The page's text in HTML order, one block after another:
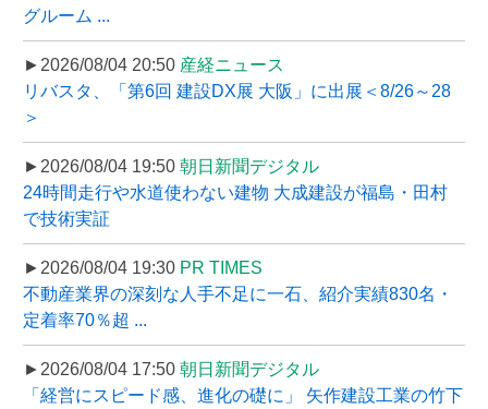
グルーム ...
►2026/08/04 20:50 産経ニュース
リバスタ、「第6回 建設DX展 大阪」に出展＜8/26～28
＞
►2026/08/04 19:50 朝日新聞デジタル
24時間走行や水道使わない建物 大成建設が福島・田村
で技術実証
►2026/08/04 19:30 PR TIMES
不動産業界の深刻な人手不足に一石、紹介実績830名・
定着率70％超 ...
►2026/08/04 17:50 朝日新聞デジタル
「経営にスピード感、進化の礎に」 矢作建設工業の竹下